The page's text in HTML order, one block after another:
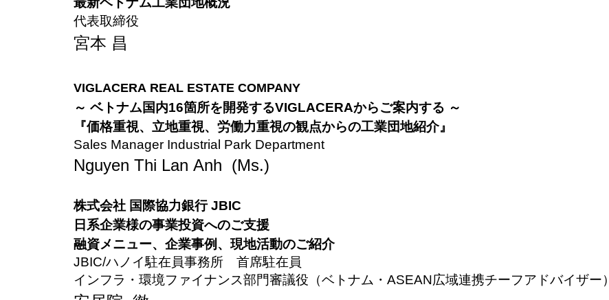
代表取締役
宮本 昌
VIGLACERA REAL ESTATE COMPANY
～ ベトナム国内16箇所を開発するVIGLACERAからご案内する ～
『価格重視、立地重視、労働力重視の観点からの工業団地紹介』
Sales Manager Industrial Park Department
Nguyen Thi Lan Anh (Ms.)
株式会社 国際協力銀行 JBIC
日系企業様の事業投資へのご支援
融資メニュー、企業事例、現地活動のご紹介
JBIC/ハノイ駐在員事務所 首席駐在員
インフラ・環境ファイナンス部門審議役（ベトナム・ASEAN広域連携チーフアドバイザー）